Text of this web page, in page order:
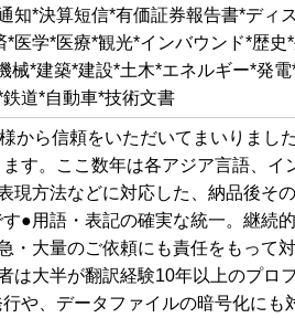
知*決算短信*有価証券報告書*ディ
医学*医療*観光*インバウンド*歴
械*建築*建設*土木*エネルギー*発
道*自動車*技術文書
から信頼をいただいてまいりまし
す。ここ数年は各アジア言語、
現方法などに対応した、納品後そ
●用語・表記の確実な統一。継続
・大量のご依頼にも責任をもって
は大半が翻訳経験10年以上のプロ
や、データファイルの暗号化にも